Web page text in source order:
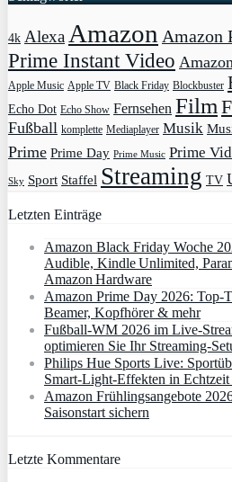
4k Alexa Amazon Amazon
Prime Instant Video
Apple Music Apple TV Black Friday Blockbuster
Echo Dot Echo Show Fernsehen Film
Fußball komplette Mediaplayer Musik
Prime Prime Day Prime Music Prime
Sky Sport Staffel Streaming TV
Letzten Einträge
Amazon Black Friday Woche
Audible, Kindle Unlimited,
Amazon Hardware
Amazon Prime Day 2026: Top-
Beamer, Kopfhörer & mehr
Fußball-WM 2026 im Live-
optimieren Sie Ihr Streaming-
Philips Hue Sports Live:
Smart‑Light‑Effekten in Echtzeit
Amazon Frühlingsangebote
Saisonstart sichern
Letzte Kommentare